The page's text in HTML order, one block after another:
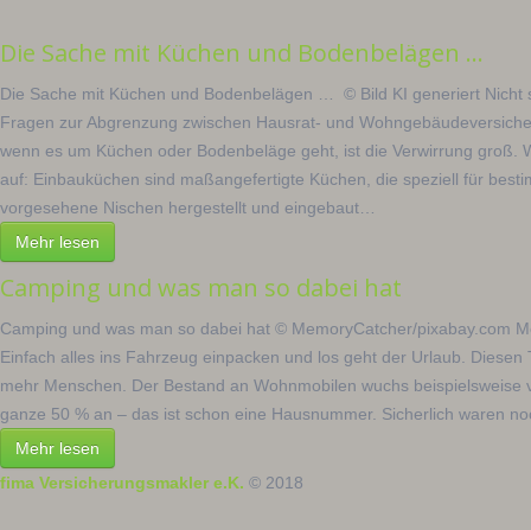
Die Sache mit Küchen und Bodenbelägen …
Die Sache mit Küchen und Bodenbelägen … © Bild KI generiert Nicht
Fragen zur Abgrenzung zwischen Hausrat- und
wenn es um Küchen oder Bodenbeläge geht, ist die Verwirrung groß.
auf: Einbauküchen sind maßangefertigte Küchen, die speziell für
vorgesehene Nischen hergestellt und eingebaut…
Mehr lesen
Camping und was man so dabei hat
Camping und was man so dabei hat © MemoryCatcher/pixabay.com
Einfach alles ins Fahrzeug einpacken und los geht der Urlaub. Diesen
mehr Menschen. Der Bestand an Wohnmobilen wuchs beispielsweise
ganze 50 % an – das ist schon eine Hausnummer. Sicherlich waren
Mehr lesen
fima Versicherungsmakler e.K. © 2018